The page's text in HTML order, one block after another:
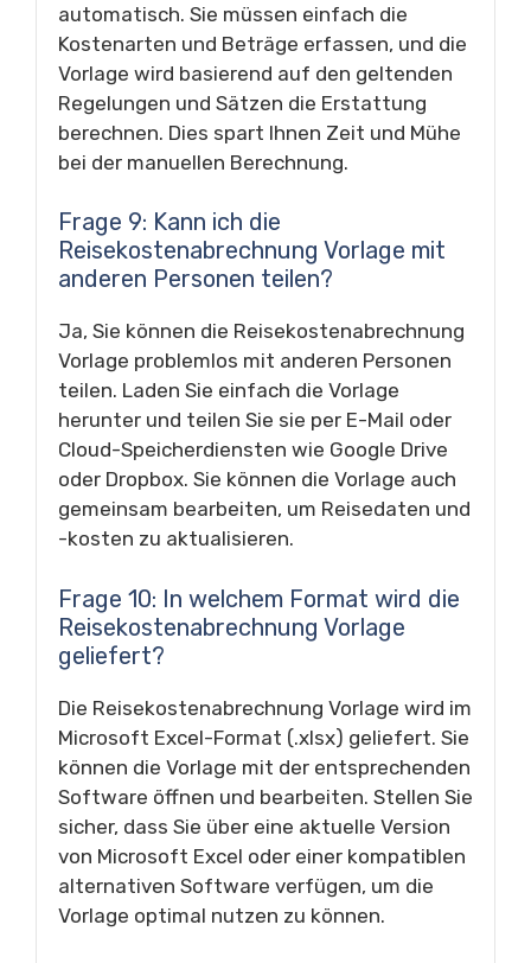
automatisch. Sie müssen einfach die
Kostenarten und Beträge erfassen, und die
Vorlage wird basierend auf den geltenden
Regelungen und Sätzen die Erstattung
berechnen. Dies spart Ihnen Zeit und Mühe
bei der manuellen Berechnung.
Frage 9: Kann ich die
Reisekostenabrechnung Vorlage mit
anderen Personen teilen?
Ja, Sie können die Reisekostenabrechnung
Vorlage problemlos mit anderen Personen
teilen. Laden Sie einfach die Vorlage
herunter und teilen Sie sie per E-Mail oder
Cloud-Speicherdiensten wie Google Drive
oder Dropbox. Sie können die Vorlage auch
gemeinsam bearbeiten, um Reisedaten und
-kosten zu aktualisieren.
Frage 10: In welchem Format wird die
Reisekostenabrechnung Vorlage
geliefert?
Die Reisekostenabrechnung Vorlage wird im
Microsoft Excel-Format (.xlsx) geliefert. Sie
können die Vorlage mit der entsprechenden
Software öffnen und bearbeiten. Stellen Sie
sicher, dass Sie über eine aktuelle Version
von Microsoft Excel oder einer kompatiblen
alternativen Software verfügen, um die
Vorlage optimal nutzen zu können.